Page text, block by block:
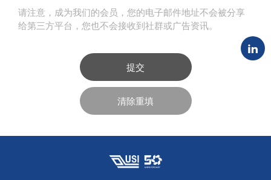
请注意，成为我们的会员，您的电子邮件地址不会被分享
给第三方平台，您也不会接收到社群或广告资讯。
提交
清除重填